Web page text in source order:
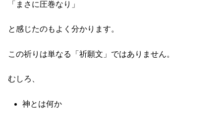
「まさに圧巻なり」
と感じたのもよく分かります。
この祈りは単なる「祈願文」ではありません。
むしろ、
神とは何か